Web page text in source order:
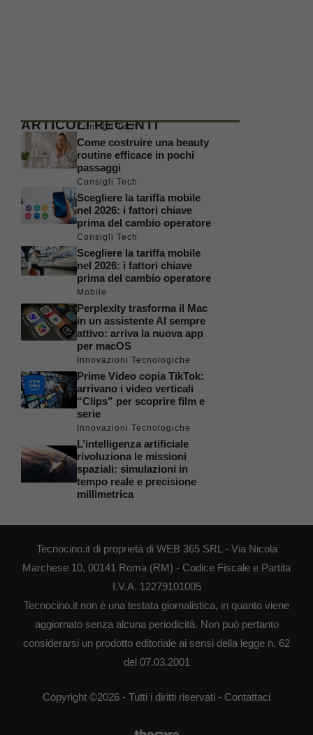
ARTICOLI RECENTI
Consigli Tech
Come costruire una beauty
routine efficace in pochi
passaggi
Consigli Tech
Scegliere la tariffa mobile
nel 2026: i fattori chiave
prima del cambio operatore
Consigli Tech
Scegliere la tariffa mobile
nel 2026: i fattori chiave
prima del cambio operatore
Mobile
Perplexity trasforma il Mac
in un assistente AI sempre
attivo: arriva la nuova app
per macOS
Innovazioni Tecnologiche
Prime Video copia TikTok:
arrivano i video verticali
“Clips” per scoprire film e
serie
Innovazioni Tecnologiche
L’intelligenza artificiale
rivoluziona le missioni
spaziali: simulazioni in
tempo reale e precisione
millimetrica
Tecnocino.it di proprietà di WEB 365 SRL - Via Nicola
Marchese 10, 00141 Roma (RM) - Codice Fiscale e Partita
I.V.A. 12279101005
Tecnocino.it non è una testata giornalistica, in quanto viene
aggiornato senza alcuna periodicità. Non può pertanto
considerarsi un prodotto editoriale ai sensi della legge n. 62
del 07.03.2001
Copyright ©2026 - Tutti i diritti riservati - Contattaci